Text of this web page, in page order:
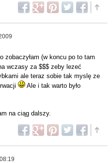
zobaczyłam (w koncu po to tam
wczasy za $$$ zeby lezeć
ale teraz sobie tak myslę ze
Ale i tak warto było
na ciąg dalszy.